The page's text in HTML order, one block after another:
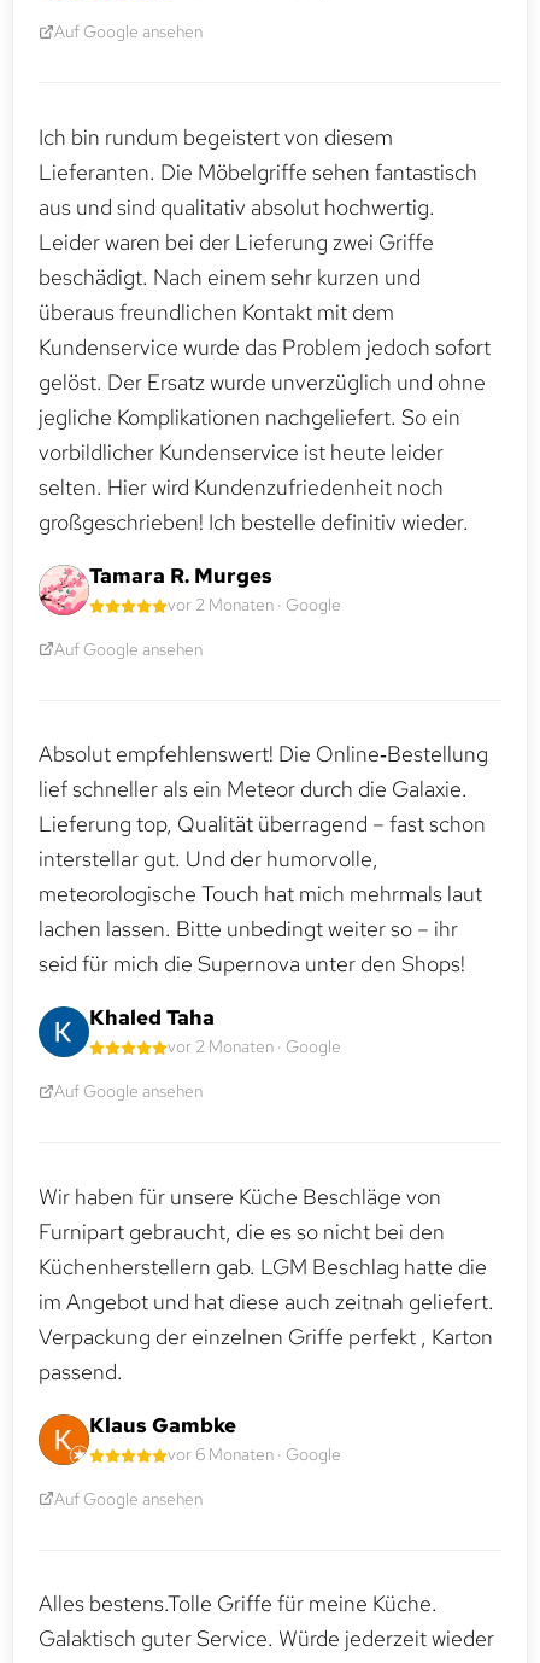
Auf Google ansehen
Ich bin rundum begeistert von diesem
Lieferanten. Die Möbelgriffe sehen fantastisch
aus und sind qualitativ absolut hochwertig.
Leider waren bei der Lieferung zwei Griffe
beschädigt. Nach einem sehr kurzen und
überaus freundlichen Kontakt mit dem
Kundenservice wurde das Problem jedoch sofort
gelöst. Der Ersatz wurde unverzüglich und ohne
jegliche Komplikationen nachgeliefert. So ein
vorbildlicher Kundenservice ist heute leider
selten. Hier wird Kundenzufriedenheit noch
großgeschrieben! Ich bestelle definitiv wieder.
Tamara R. Murges
vor 2 Monaten · Google
Auf Google ansehen
Absolut empfehlenswert! Die Online‑Bestellung
lief schneller als ein Meteor durch die Galaxie.
Lieferung top, Qualität überragend – fast schon
interstellar gut. Und der humorvolle,
meteorologische Touch hat mich mehrmals laut
lachen lassen. Bitte unbedingt weiter so – ihr
seid für mich die Supernova unter den Shops!
Khaled Taha
vor 2 Monaten · Google
Auf Google ansehen
Wir haben für unsere Küche Beschläge von
Furnipart gebraucht, die es so nicht bei den
Küchenherstellern gab. LGM Beschlag hatte die
im Angebot und hat diese auch zeitnah geliefert.
Verpackung der einzelnen Griffe perfekt , Karton
passend.
Klaus Gambke
vor 6 Monaten · Google
Auf Google ansehen
Alles bestens.Tolle Griffe für meine Küche.
Galaktisch guter Service. Würde jederzeit wieder